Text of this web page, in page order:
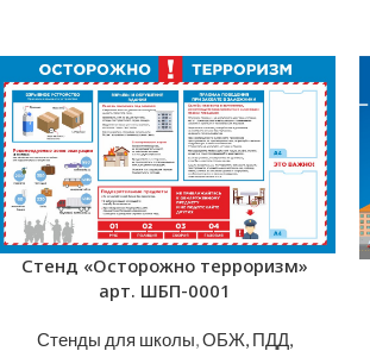
Стенд «Осторожно терроризм»
арт. ШБП-0001
Стенды для школы,ОБЖ, ПДД,